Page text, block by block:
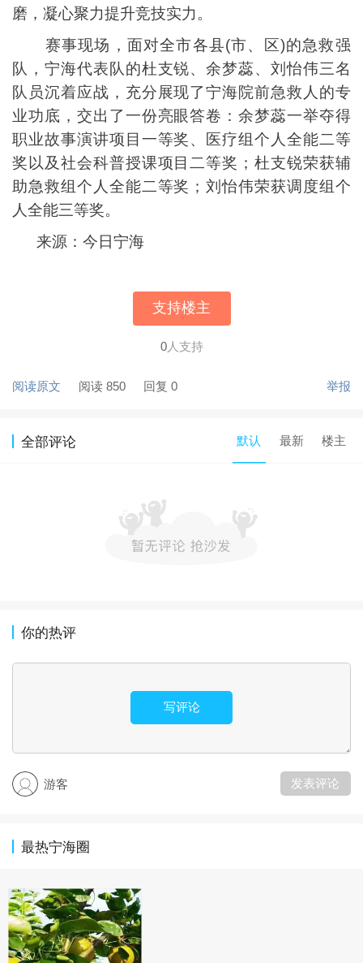
磨，凝心聚力提升竞技实力。
赛事现场，面对全市各县(市、区)的急救强
队，宁海代表队的杜支锐、余梦蕊、刘怡伟三名
队员沉着应战，充分展现了宁海院前急救人的专
业功底，交出了一份亮眼答卷：余梦蕊一举夺得
职业故事演讲项目一等奖、医疗组个人全能二等
奖以及社会科普授课项目二等奖；杜支锐荣获辅
助急救组个人全能二等奖；刘怡伟荣获调度组个
人全能三等奖。
来源：今日宁海
支持楼主
0人支持
阅读原文 阅读 850 回复 0 举报
全部评论 默认 最新 楼主
你的热评
写评论
游客 发表评论
最热宁海圈